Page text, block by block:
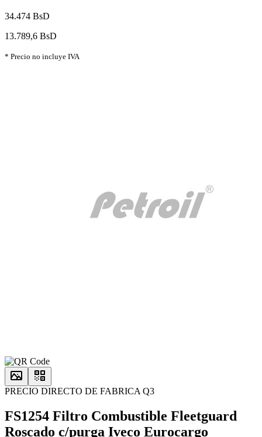
34.474 BsD
13.789,6 BsD
* Precio no incluye IVA
PRECIO DIRECTO DE FABRICA Q3
FS1254 Filtro Combustible Fleetguard
Roscado c/purga Iveco Eurocargo